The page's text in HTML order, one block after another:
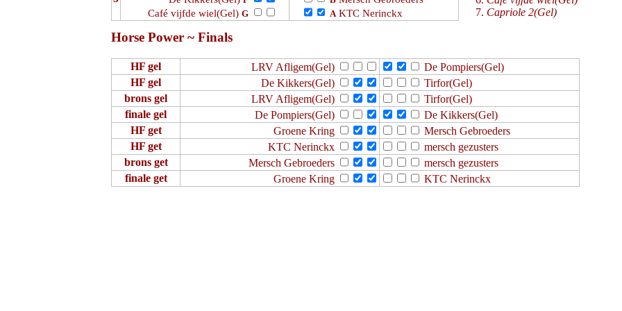
Café vijfde wiel(Gel) G A KTC Nerinckx
Capriole 2(Gel)
Horse Power ~ Finals
HF gel LRV Afligem(Gel)
De Pompiers(Gel)
HF gel
De Kikkers(Gel)
Tirfor(Gel)
brons gel
LRV Afligem(Gel)
Tirfor(Gel)
finale gel
De Pompiers(Gel)
De Kikkers(Gel)
HF get
Groene Kring
Mersch Gebroeders
HF get
KTC Nerinckx
mersch gezusters
brons get
Mersch Gebroeders
mersch gezusters
finale get
Groene Kring KTC Nerinckx